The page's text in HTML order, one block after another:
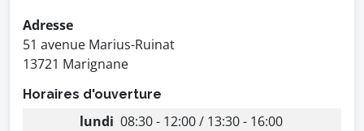
Adresse
51 avenue Marius-Ruinat
13721 Marignane
Horaires d'ouverture
lundi 08:30 - 12:00 / 13:30 - 16:00